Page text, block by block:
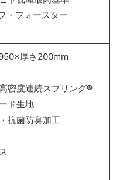
フォースター
厚さ200mm
密度連続スプリング®
ド生地
抗菌防臭加工